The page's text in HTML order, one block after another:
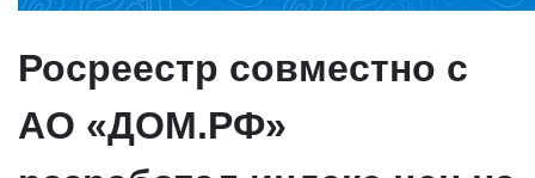
Росреестр совместно с
АО «ДОМ.РФ»